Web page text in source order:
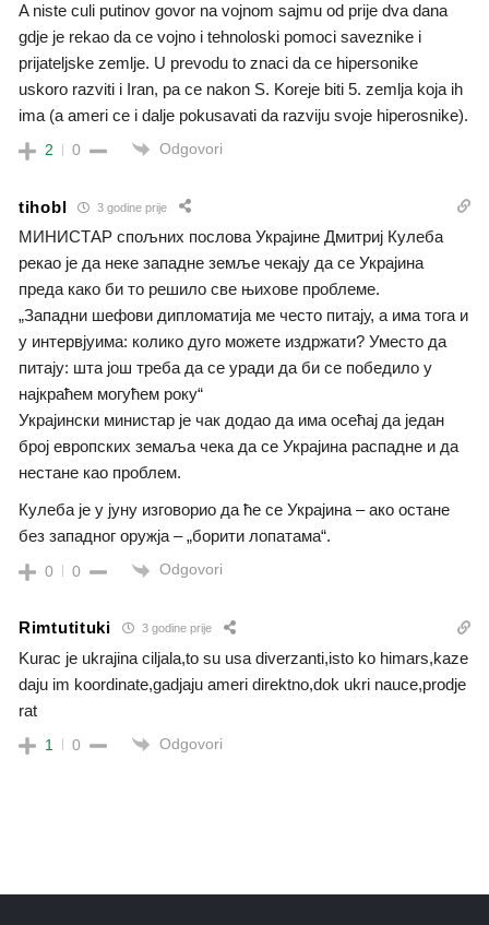
A niste culi putinov govor na vojnom sajmu od prije dva dana
gdje je rekao da ce vojno i tehnoloski pomoci saveznike i
prijateljske zemlje. U prevodu to znaci da ce hipersonike
uskoro razviti i Iran, pa ce nakon S. Koreje biti 5. zemlja koja ih
ima (a ameri ce i dalje pokusavati da razviju svoje hiperosnike).
2 0 Odgovori
tihobl 3 godine prije
МИНИСТАР спољних послова Украјине Дмитриј Кулеба
рекао је да неке западне земље чекају да се Украјина
преда како би то решило све њихове проблеме.
„Западни шефови дипломатија ме често питају, а има тога и
у интервјуима: колико дуго можете издржати? Уместо да
питају: шта још треба да се уради да би се победило у
најкраћем могућем року“
Украјински министар је чак додао да има осећај да један
број европских земаља чека да се Украјина распадне и да
нестане као проблем.
Кулеба је у јуну изговорио да ће се Украјина – ако остане
без западног оружја – „борити лопатама“.
0 0 Odgovori
Rimtutituki 3 godine prije
Kurac je ukrajina ciljala,to su usa diverzanti,isto ko himars,kaze
daju im koordinate,gadjaju ameri direktno,dok ukri nauce,prodje
rat
1 0 Odgovori